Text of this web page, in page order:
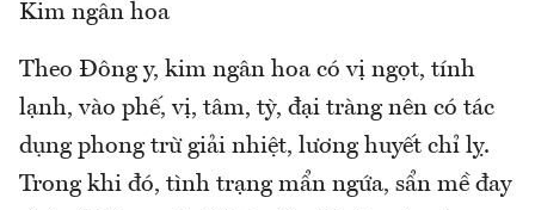
Kim ngân hoa
Theo Đông y, kim ngân hoa có vị ngọt, tính
lạnh, vào phế, vị, tâm, tỳ, đại tràng nên có tác
dụng phong trừ giải nhiệt, lương huyết chỉ lỵ.
Trong khi đó, tình trạng mẩn ngứa, sẩn mề đay